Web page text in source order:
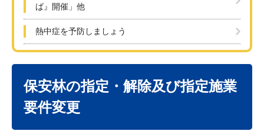
ば』開催」他
熱中症を予防しましょう
保安林の指定・解除及び指定施業
要件変更